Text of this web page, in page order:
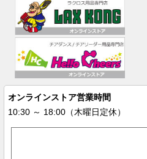
オンラインストア営業時間
10:30 ～ 18:00（木曜日定休）